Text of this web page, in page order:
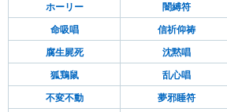
ホーリー 闇縛符
命吸唱 信祈仰祷
腐生屍死 沈黙唱
狐鶏鼠 乱心唱
不変不動 夢邪睡符